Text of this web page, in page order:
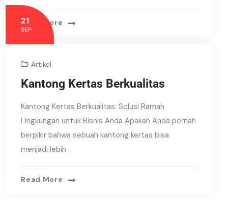
Read More
21
SEP
Artikel
Kantong Kertas Berkualitas
Kantong Kertas Berkualitas: Solusi Ramah
Lingkungan untuk Bisnis Anda Apakah Anda pernah
berpikir bahwa sebuah kantong kertas bisa
menjadi lebih
Read More